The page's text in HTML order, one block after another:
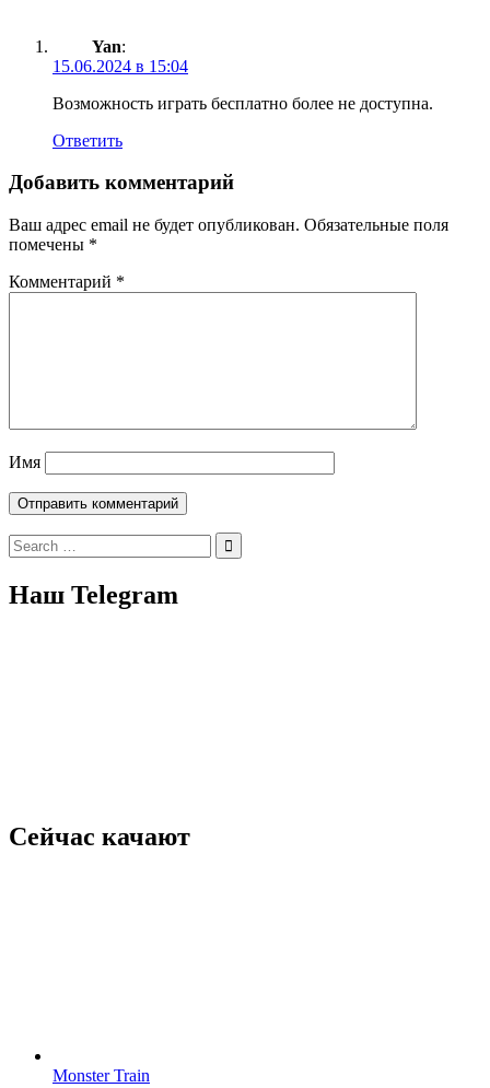
Yan:
15.06.2024 в 15:04
Возможность играть бесплатно более не доступна.
Ответить
Добавить комментарий
Ваш адрес email не будет опубликован. Обязательные поля
помечены *
Комментарий *
Имя
Search
for:
Наш Telegram
Сейчас качают
Monster Train